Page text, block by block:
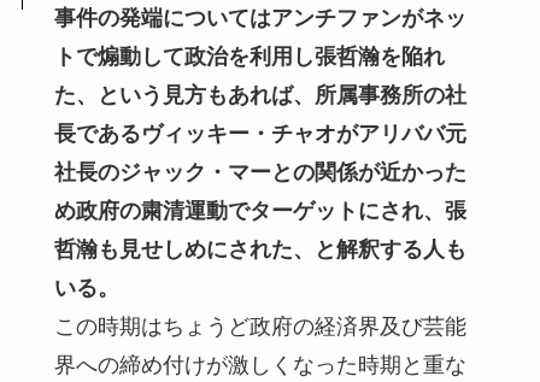
事件の発端についてはアンチファンがネッ
トで煽動して政治を利用し張哲瀚を陥れ
た、という見方もあれば、所属事務所の社
長であるヴィッキー・チャオがアリババ元
社長のジャック・マーとの関係が近かった
め政府の粛清運動でターゲットにされ、張
哲瀚も見せしめにされた、と解釈する人も
いる。
この時期はちょうど政府の経済界及び芸能
界への締め付けが激しくなった時期と重な